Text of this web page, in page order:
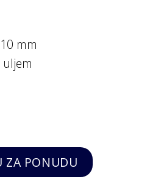
mm
Sammic quantity
ZA PONUDU